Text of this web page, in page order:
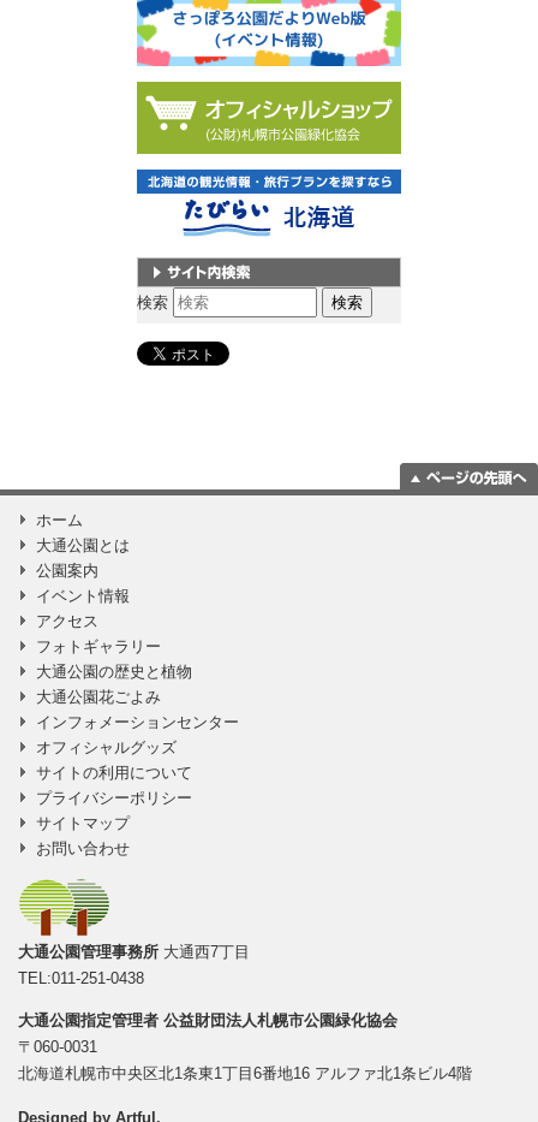
サイト内検索
検索
ホーム
大通公園とは
公園案内
イベント情報
アクセス
フォトギャラリー
大通公園の歴史と植物
大通公園花ごよみ
インフォメーションセンター
オフィシャルグッズ
サイトの利用について
プライバシーポリシー
サイトマップ
お問い合わせ
大通公園管理事務所 大通西7丁目
TEL:011-251-0438
大通公園指定管理者 公益財団法人札幌市公園緑化協会
〒060-0031
北海道札幌市中央区北1条東1丁目6番地16 アルファ北1条ビル4階
Designed by Artful .